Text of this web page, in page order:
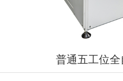
普通五工位